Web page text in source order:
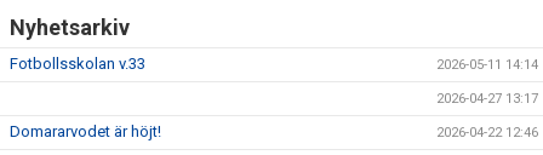
Nyhetsarkiv
Fotbollsskolan v.33 2026-05-11 14:14
2026-04-27 13:17
Domararvodet är höjt! 2026-04-22 12:46